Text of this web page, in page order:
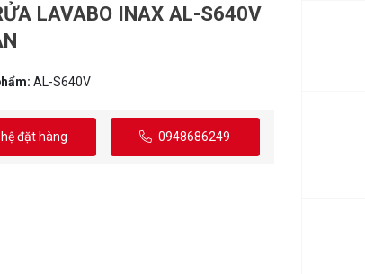
LAVABO INAX AL-S640V
AL-S640V
hệ đặt hàng 0948686249